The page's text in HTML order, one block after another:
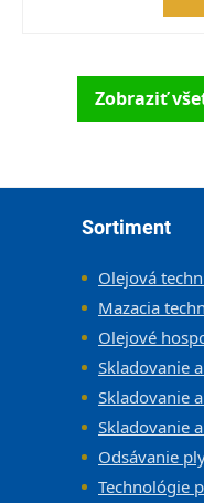
Zobraziť
Sortiment
Olejová
Mazacia
Olejové
Skladovanie
Skladovanie
Skladovanie
Odsávanie
Technológie